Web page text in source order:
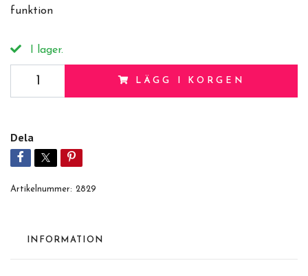
funktion
I lager.
LÄGG I KORGEN
Dela
Artikelnummer: 2829
INFORMATION